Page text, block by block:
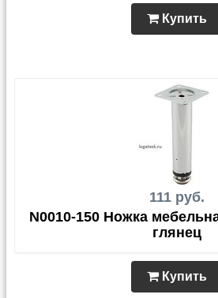
Купить
111 руб.
N0010-150 Ножка
глянец
Купить